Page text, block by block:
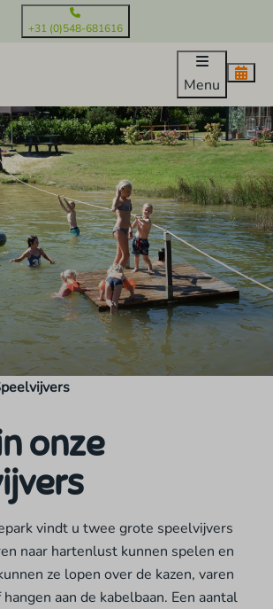
+31 (0)548-681616
Menu
onze
vindt u twee grote speelvijvers
naar hartenlust kunnen spelen en
ze lopen over de kazen, varen
aan de kabelbaan. Een aantal